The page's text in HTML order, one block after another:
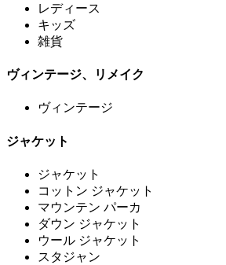
レディース
キッズ
雑貨
ヴィンテージ、リメイク
ヴィンテージ
ジャケット
ジャケット
コットン ジャケット
マウンテン パーカ
ダウン ジャケット
ウール ジャケット
スタジャン